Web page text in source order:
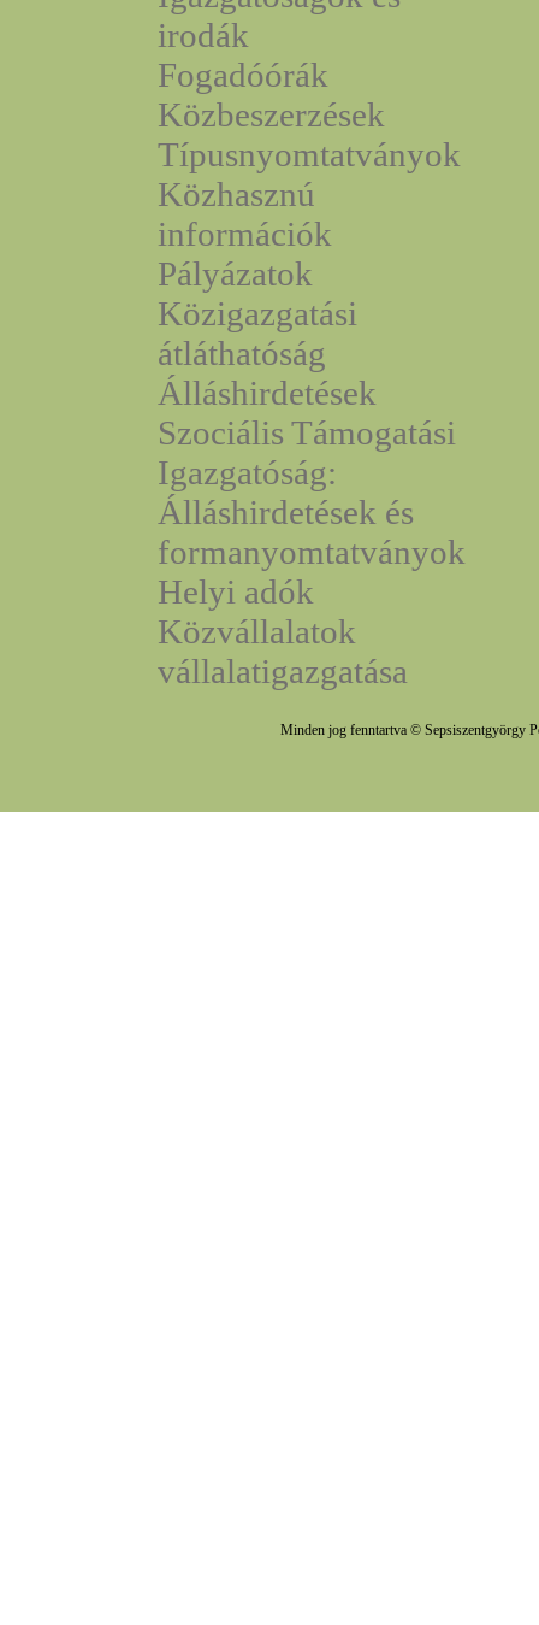
irodák
Fogadóórák
Közbeszerzések
Típusnyomtatványok
Közhasznú
információk
Pályázatok
Közigazgatási
átláthatóság
Álláshirdetések
Szociális Támogatási
Igazgatóság:
Álláshirdetések és
formanyomtatványok
Helyi adók
Közvállalatok
vállalatigazgatása
Minden jog fenntartva © Sepsiszentgyörgy